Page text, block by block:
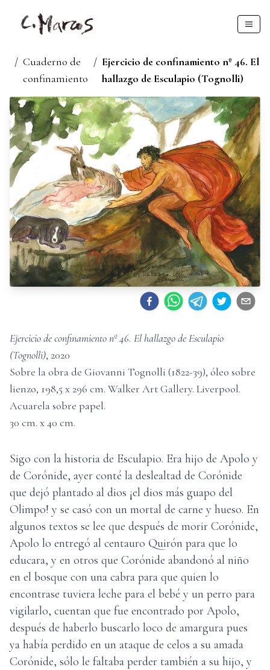
/ Cuaderno de
confinamiento
/ Ejercicio de confinamiento nº 46. El
hallazgo de Esculapio (Tognolli)
Ejercicio de confinamiento nº 46. El hallazgo de Esculapio
(Tognolli), 2020
Sobre la obra de Giovanni Tognolli (1822-39), óleo sobre
lienzo, 198,5 x 296 cm. Walker Art Gallery. Liverpool.
Acuarela sobre papel.
30 cm. x40 cm.
Sigo con la historia de Esculapio. Era hijo de Apolo y
de Corónide, ayer conté la deslealtad de Corónide
que dejó plantado al dios ¡el dios más guapo del
Olimpo! y se casó con un mortal de carne y hueso. En
algunos textos se lee que después de morir Corónide,
Apolo lo entregó al centauro Quirón para que lo
educara, y en otros que Corónide abandonó al niño
en el bosque con una cabra para que quien lo
encontrase tuviera leche para el bebé y un perro para
vigilarlo, cuentan que fue encontrado por Apolo,
después de haberlo buscarlo loco de amargura pues
ya había perdido en un ataque de celos a su amada
Corónide, sólo le faltaba perder también a su hijo, y